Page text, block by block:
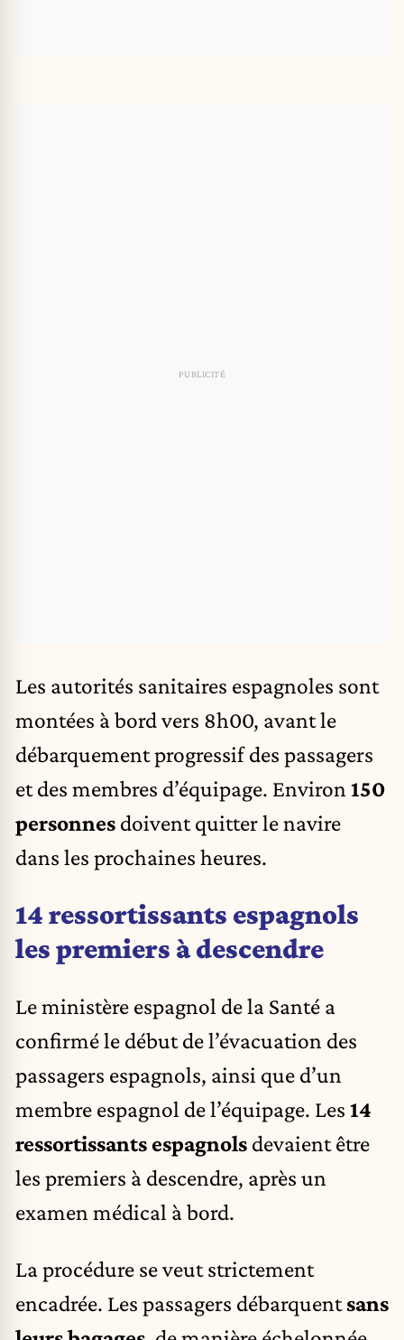
Les autorités sanitaires espagnoles sont
montées à bord vers 8h00, avant le
débarquement progressif des passagers
et des membres d’équipage. Environ 150
personnes doivent quitter le navire
dans les prochaines heures.
14 ressortissants espagnols
les premiers à descendre
Le ministère espagnol de la Santé a
confirmé le début de l’évacuation des
passagers espagnols, ainsi que d’un
membre espagnol de l’équipage. Les 14
ressortissants espagnols devaient être
les premiers à descendre, après un
examen médical à bord.
La procédure se veut strictement
encadrée. Les passagers débarquentsans